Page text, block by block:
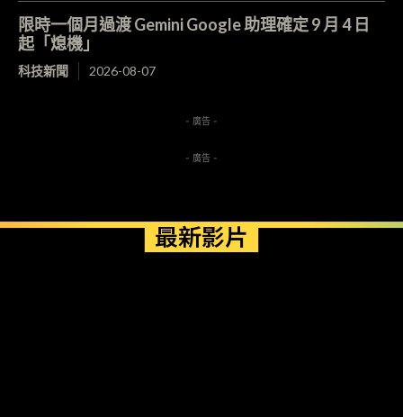
限時一個月過渡 Gemini Google 助理確定 9 月 4 日
起「熄機」
科技新聞 2026-08-07
- 廣告 -
- 廣告 -
最新影片